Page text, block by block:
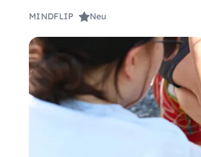
MINDFLIP Neu